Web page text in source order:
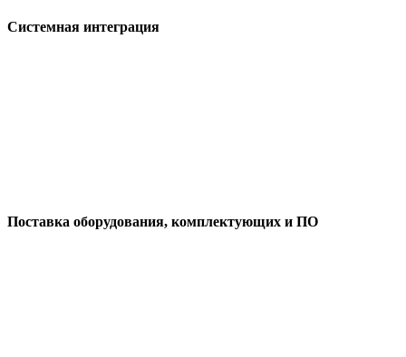
Системная интеграция
Поставка оборудования, комплектующих и ПО